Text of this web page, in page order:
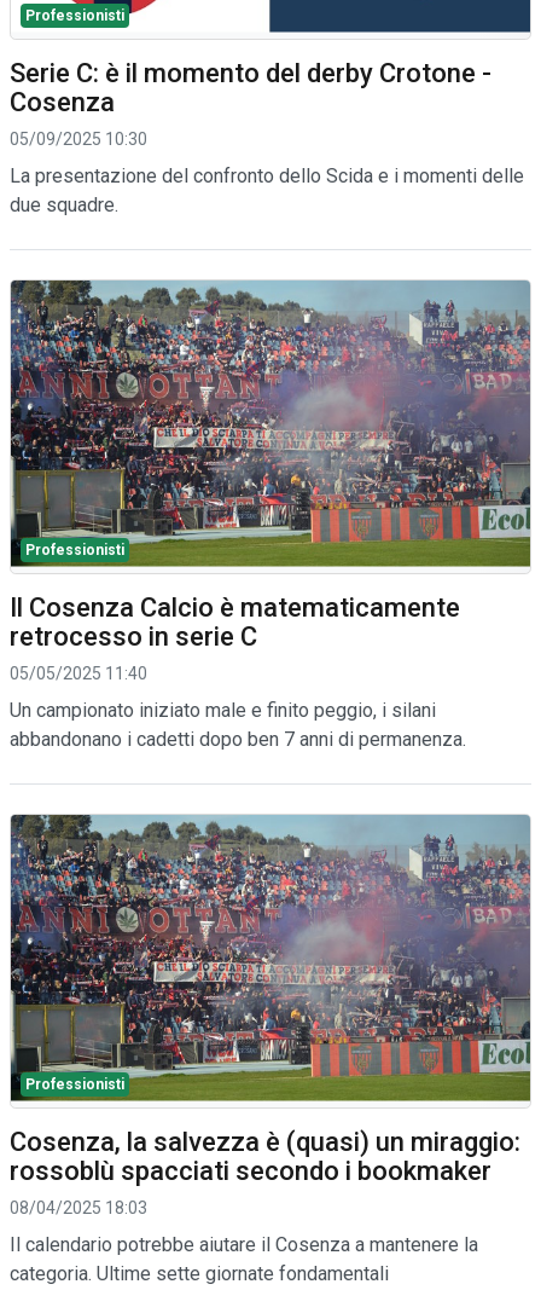
Professionisti
Serie C: è il momento del derby Crotone -
Cosenza
05/09/2025 10:30
La presentazione del confronto dello Scida e i momenti delle
due squadre.
Professionisti
Il Cosenza Calcio è matematicamente
retrocesso in serie C
05/05/2025 11:40
Un campionato iniziato male e finito peggio, i silani
abbandonano i cadetti dopo ben 7 anni di permanenza.
Professionisti
Cosenza, la salvezza è (quasi) un miraggio:
rossoblù spacciati secondo i bookmaker
08/04/2025 18:03
Il calendario potrebbe aiutare il Cosenza a mantenere la
categoria. Ultime sette giornate fondamentali